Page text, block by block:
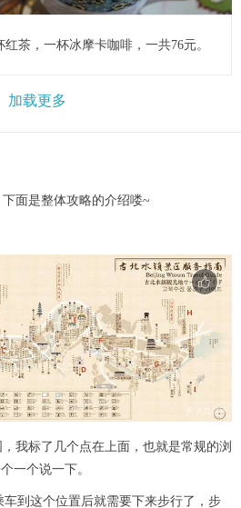
茶，一杯冰摩卡咖啡，一共76元。
加载更多
面是整体攻略的介绍喽~
我标了几个点在上面，也就是常规的浏
一个说一下。
到这个位置后就需要下来步行了，步